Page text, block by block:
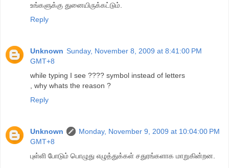
உங்களுக்கு துனையிருக்கட்டும்.
Reply
Unknown Sunday, November 8, 2009 at 8:41:00 PM
GMT+8
while typing I see ???? symbol instead of letters
, why whats the reason ?
Reply
Unknown
Monday, November 9, 2009 at 10:04:00 PM
GMT+8
புள்ளி போடும் பொழுது எழுத்துக்கள் சதுரங்களாக மாறுகின்றன.